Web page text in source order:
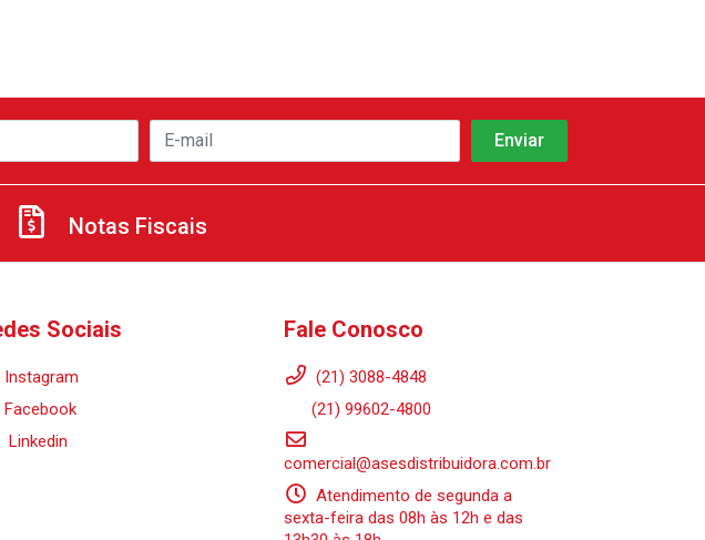
Notas Fiscais
Sociais
Instagram
Facebook
Linkedin
Fale Conosco
(21) 3088-4848
(21) 99602-4800
comercial@asesdistribuidora.com.br
Atendimento de segunda a
sexta-feira das 08h às 12h e das